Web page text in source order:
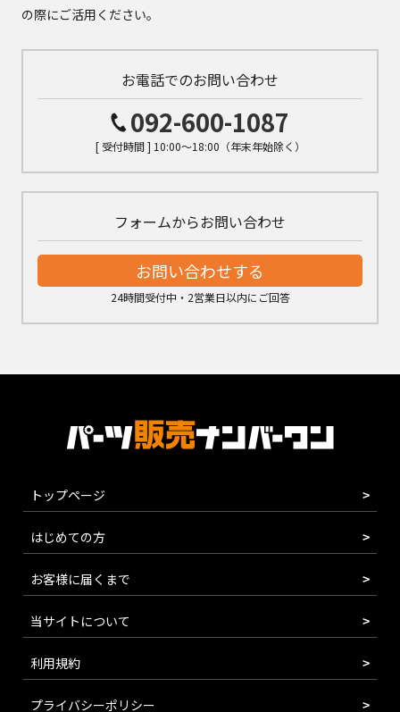
の際にご活用ください。
お電話でのお問い合わせ
092-600-1087
[ 受付時間 ] 10:00～18:00（年末年始除く）
フォームからお問い合わせ
お問い合わせする
24時間受付中・2営業日以内にご回答
トップページ
はじめての方
お客様に届くまで
当サイトについて
利用規約
プライバシーポリシー